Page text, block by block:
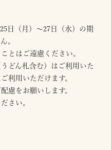
日（月）〜27日（水）の期
。
とはご遠慮ください。
どん札含む）はご利用いた
利用いただけます。
慮をお願いします。​
さい。